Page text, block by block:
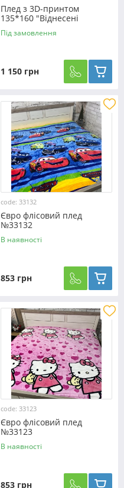
Плед з 3D-принтом
135*160 "Віднесені
привидами" №20222337
Під замовлення
1 150 грн
code: 33132
Євро флісовий плед
№33132
В наявності
853 грн
code: 33123
Євро флісовий плед
№33123
В наявності
853 грн